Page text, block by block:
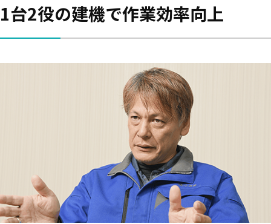
1台2役の建機で作業効率向上